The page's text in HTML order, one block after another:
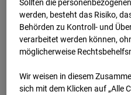
Sollten die
werden, besteht das Risiko,
Behörden zu Kontroll- und
verarbeitet werden können,
möglicherweise
Wir weisen in diesem
sich mit dem Klicken auf „Alle